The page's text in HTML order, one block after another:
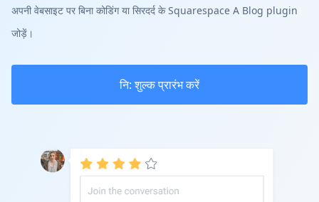
अपनी वेबसाइट पर बिना कोडिंग या सिरदर्द के Squarespace A Blog plugin
जोड़ें।
नि: शुल्क प्रारंभ करें